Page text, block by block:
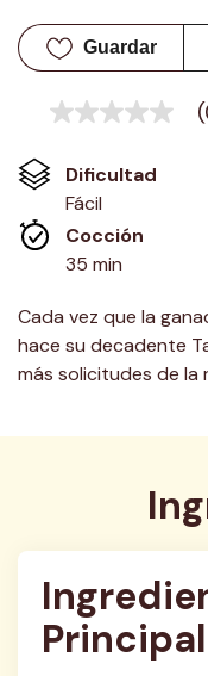
Guardar
Sin
en
misma
página.
Dificultad
Fácil
Cocción
35 min
Cada vez que la
hace su decadente
más solicitudes de